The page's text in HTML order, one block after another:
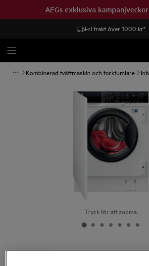
AEGs exklusiva
Fri frakt över 1000 kr*
Kombinerad tvättmaskin och torktumlare
Tryck för att zooma.
L7WBI864T4